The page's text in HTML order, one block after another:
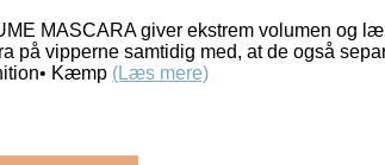
MASCARA giver ekstrem volumen og
på vipperne samtidig med, at de også
Kæmp (Læs mere)